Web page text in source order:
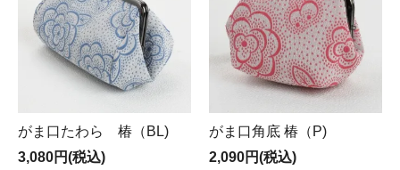
がま口たわら 椿（BL)
3,080円(税込)
がま口角底 椿（P)
2,090円(税込)